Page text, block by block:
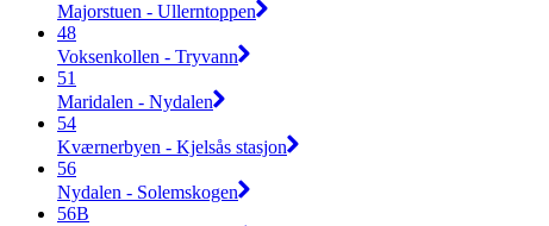
Majorstuen - Ullerntoppen
48
Voksenkollen - Tryvann
51
Maridalen - Nydalen
54
Kværnerbyen - Kjelsås stasjon
56
Nydalen - Solemskogen
56B